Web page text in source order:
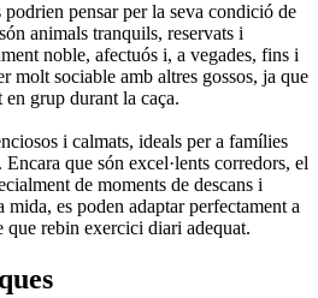
pensar per la seva condició de
animals tranquils, reservats i
noble, afectuós i, a vegades, fins i
molt sociable amb altres gossos, ja que
grup durant la caça.
i calmats, ideals per a famílies
que són excel·lents corredors, el
de moments de descans i
es poden adaptar perfectament a
que rebin exercici diari adequat.